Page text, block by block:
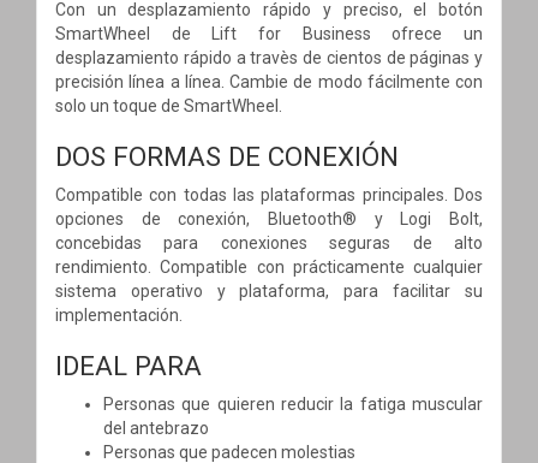
Con un desplazamiento rápido y preciso, el botón
SmartWheel de Lift for Business ofrece un
desplazamiento rápido a travès de cientos de páginas y
precisión línea a línea. Cambie de modo fácilmente con
solo un toque de SmartWheel.
DOS FORMAS DE CONEXIÓN
Compatible con todas las plataformas principales. Dos
opciones de conexión, Bluetooth® y Logi Bolt,
concebidas para conexiones seguras de alto
rendimiento. Compatible con prácticamente cualquier
sistema operativo y plataforma, para facilitar su
implementación.
IDEAL PARA
Personas que quieren reducir la fatiga muscular
del antebrazo
Personas que padecen molestias